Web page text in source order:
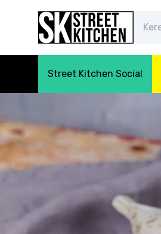
Street Kitchen Social